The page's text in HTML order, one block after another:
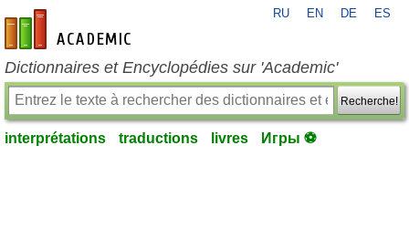
fr-academic.com
RU EN DE ES
Dictionnaires et Encyclopédies sur 'Academic'
Recherche!
interprétations traductions livres Игры ⚽